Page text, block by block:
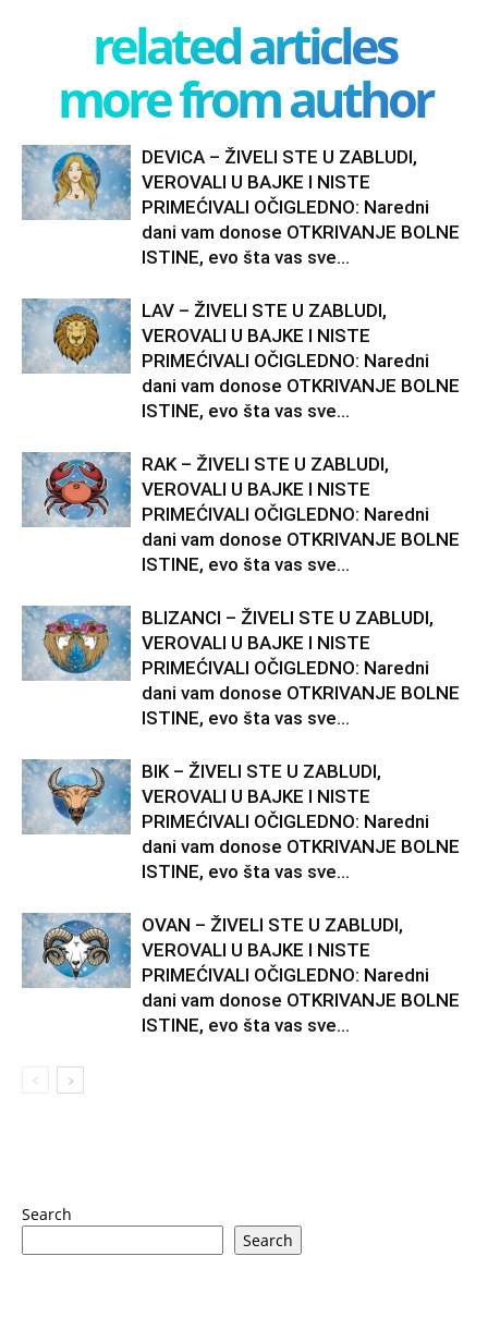
related articles
more from author
DEVICA – ŽIVELI STE U ZABLUDI,
VEROVALI U BAJKE I NISTE
PRIMEĆIVALI OČIGLEDNO: Naredni
dani vam donose OTKRIVANJE BOLNE
ISTINE, evo šta vas sve...
LAV – ŽIVELI STE U ZABLUDI,
VEROVALI U BAJKE I NISTE
PRIMEĆIVALI OČIGLEDNO: Naredni
dani vam donose OTKRIVANJE BOLNE
ISTINE, evo šta vas sve...
RAK – ŽIVELI STE U ZABLUDI,
VEROVALI U BAJKE I NISTE
PRIMEĆIVALI OČIGLEDNO: Naredni
dani vam donose OTKRIVANJE BOLNE
ISTINE, evo šta vas sve...
BLIZANCI – ŽIVELI STE U ZABLUDI,
VEROVALI U BAJKE I NISTE
PRIMEĆIVALI OČIGLEDNO: Naredni
dani vam donose OTKRIVANJE BOLNE
ISTINE, evo šta vas sve...
BIK – ŽIVELI STE U ZABLUDI,
VEROVALI U BAJKE I NISTE
PRIMEĆIVALI OČIGLEDNO: Naredni
dani vam donose OTKRIVANJE BOLNE
ISTINE, evo šta vas sve...
OVAN – ŽIVELI STE U ZABLUDI,
VEROVALI U BAJKE I NISTE
PRIMEĆIVALI OČIGLEDNO: Naredni
dani vam donose OTKRIVANJE BOLNE
ISTINE, evo šta vas sve...
Search
Search